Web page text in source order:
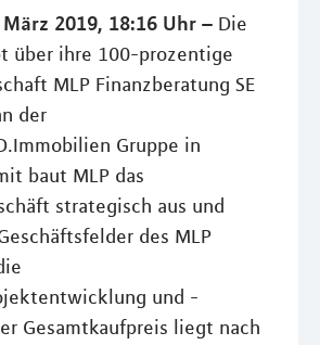
2019, 18:16 Uhr – Die
über ihre 100-prozentige
MLP Finanzberatung SE
der
Gruppe in
baut MLP das
strategisch aus und
des MLP
und -
Gesamtkaufpreis liegt nach